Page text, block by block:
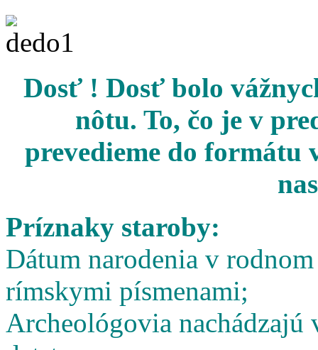
Dosť ! Dosť bolo
nôtu. To, čo je v
prevedieme do formátu
Príznaky staroby:
Dátum narodenia v
rímskymi písmenami;
Archeológovia nachádzajú